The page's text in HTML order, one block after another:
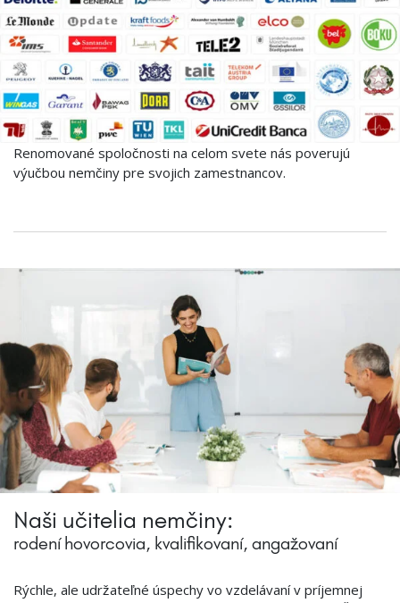
Renomované spoločnosti na celom svete nás poverujú
výučbou nemčiny pre svojich zamestnancov.
Naši učitelia nemčiny:
rodení hovorcovia, kvalifikovaní, angažovaní
Rýchle, ale udržateľné úspechy vo vzdelávaní v príjemnej